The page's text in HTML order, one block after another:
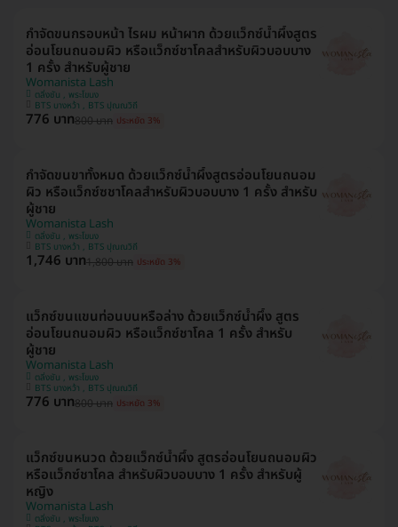
กำจัดขนกรอบหน้า ไรผม หน้าผาก ด้วยแว็กซ์น้ำผึ้งสูตร
อ่อนโยนถนอมผิว หรือแว็กซ์ชาโคลสำหรับผิวบอบบาง
1 ครั้ง สำหรับผู้ชาย
Womanista Lash
ตลิ่งชัน , พระโขนง
BTS บางหว้า , BTS ปุณณวิถี
776 บาท800 บาท ประหยัด 3%
กำจัดขนขาทั้งหมด ด้วยแว็กซ์น้ำผึ้งสูตรอ่อนโยนถนอม
ผิว หรือแว็กซ์ซชาโคลสำหรับผิวบอบบาง 1 ครั้ง สำหรับ
ผู้ชาย
Womanista Lash
ตลิ่งชัน , พระโขนง
BTS บางหว้า , BTS ปุณณวิถี
1,746 บาท1,800 บาท ประหยัด 3%
แว็กซ์ขนแขนท่อนบนหรือล่าง ด้วยแว็กซ์น้ำผึ้ง สูตร
อ่อนโยนถนอมผิว หรือแว็กซ์ชาโคล 1 ครั้ง สำหรับ
ผู้ชาย
Womanista Lash
ตลิ่งชัน , พระโขนง
BTS บางหว้า , BTS ปุณณวิถี
776 บาท800 บาท ประหยัด 3%
แว็กซ์ขนหนวด ด้วยแว็กซ์น้ำผึ้ง สูตรอ่อนโยนถนอมผิว
หรือแว็กซ์ชาโคล สำหรับผิวบอบบาง 1 ครั้ง สำหรับผู้
หญิง
Womanista Lash
ตลิ่งชัน , พระโขนง